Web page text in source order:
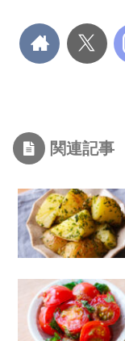
関連記事